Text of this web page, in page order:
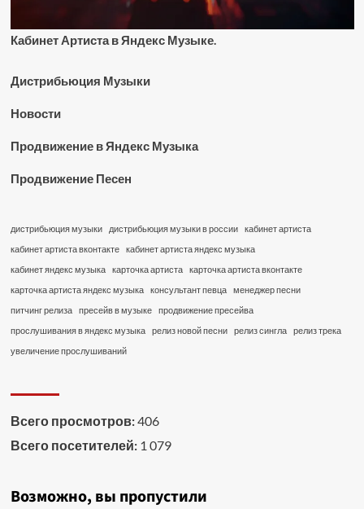
Кабинет Артиста в Яндекс Музыке.
Дистрибьюция Музыки
Новости
Продвижение в Яндекс Музыка
Продвижение Песен
дистрибьюция музыки дистрибьюция музыки в россии
кабинет артиста
кабинет артиста вконтакте
кабинет артиста яндекс музыка
кабинет яндекс музыка
карточка артиста
карточка артиста вконтакте
карточка артиста яндекс музыка
консультант певца
менеджер песни
питчинг релиза
пресейв в музыке
продвижение пресейва
прослушивания в яндекс музыка
релиз новой песни релиз сингла
релиз трека
увеличение прослушиваний
Всего просмотров:406
Всего посетителей: 1 079
Возможно, вы пропустили